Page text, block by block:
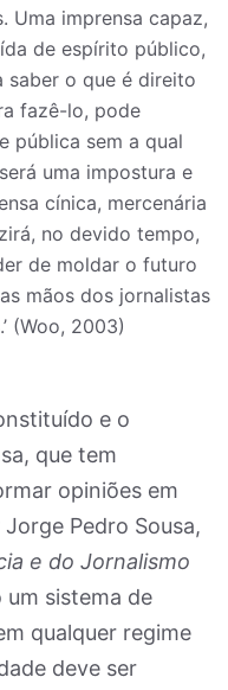
Uma imprensa capaz,
de espírito público,
saber o que é direito
fazê-lo, pode
pública sem a qual
uma impostura e
cínica, mercenária
no devido tempo,
de moldar o futuro
mãos dos jornalistas
(Woo, 2003)
e o
que tem
opiniões em
Pedro Sousa,
e do Jornalismo
sistema de
qualquer regime
deve ser